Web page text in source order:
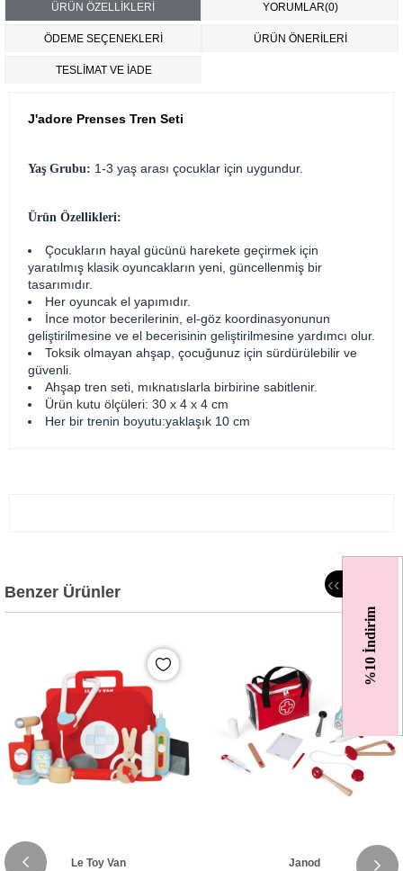
%10 İndirim
‹‹
ÜRÜN ÖZELLIKLERI YORUMLAR(0)
ÖDEME SEÇENEKLERI ÜRÜN ÖNERILERI
TESLİMAT VE İADE
J'adore Prenses Tren Seti
Yaş Grubu: 1-3 yaş arası çocuklar için uygundur.
Ürün Özellikleri:
Çocukların hayal gücünü harekete geçirmek için
yaratılmış klasik oyuncakların yeni, güncellenmiş bir
tasarımıdır.
Her oyuncak el yapımıdır.
İnce motor becerilerinin, el-göz koordinasyonunun
geliştirilmesine ve el becerisinin geliştirilmesine yardımcı olur.
Toksik olmayan ahşap, çocuğunuz için sürdürülebilir ve
güvenli.
Ahşap tren seti, mıknatıslarla birbirine sabitlenir.
Ürün kutu ölçüleri: 30 x 4 x 4 cm
Her bir trenin boyutu:yaklaşık 10 cm
Benzer Ürünler
Le Toy Van Janod